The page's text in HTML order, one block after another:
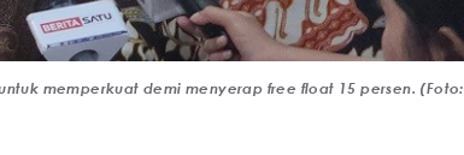
memperkuat demi menyerap free float 15 persen. (Foto: